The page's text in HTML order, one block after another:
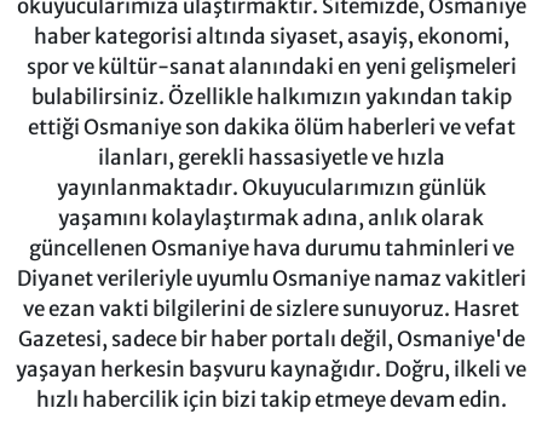
okuyucularımıza ulaştırmaktır. Sitemizde, Osmaniye
haber kategorisi altında siyaset, asayiş, ekonomi,
spor ve kültür-sanat alanındaki en yeni gelişmeleri
bulabilirsiniz. Özellikle halkımızın yakından takip
ettiği Osmaniye son dakika ölüm haberleri ve vefat
ilanları, gerekli hassasiyetle ve hızla
yayınlanmaktadır. Okuyucularımızın günlük
yaşamını kolaylaştırmak adına, anlık olarak
güncellenen Osmaniye hava durumu tahminleri ve
Diyanet verileriyle uyumlu Osmaniye namaz vakitleri
ve ezan vakti bilgilerini de sizlere sunuyoruz. Hasret
Gazetesi, sadece bir haber portalı değil, Osmaniye'de
yaşayan herkesin başvuru kaynağıdır. Doğru, ilkeli ve
hızlı habercilik için bizi takip etmeye devam edin.